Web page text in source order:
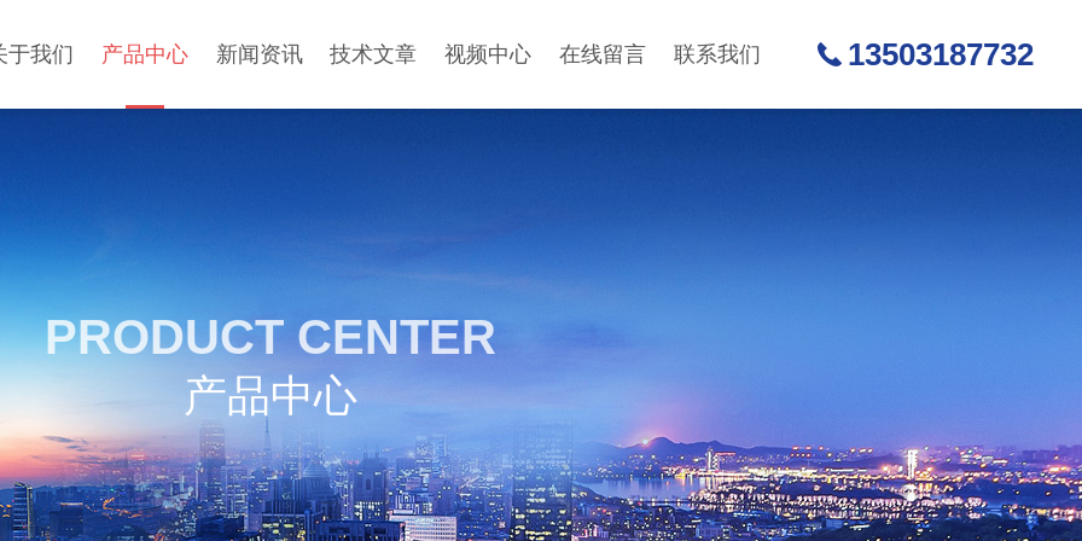
于我们 产品中心 新闻资讯 技术文章 视频中心 在线留言 联系我们 13503187732
PRODUCT CENTER
产品中心